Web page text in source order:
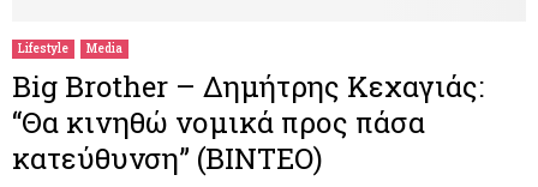
Lifestyle Media
Big Brother – Δημήτρης Κεχαγιάς:
“Θα κινηθώ νομικά προς πάσα
κατεύθυνση” (ΒΙΝΤΕΟ)